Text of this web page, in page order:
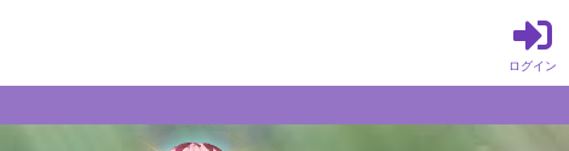
ログイン